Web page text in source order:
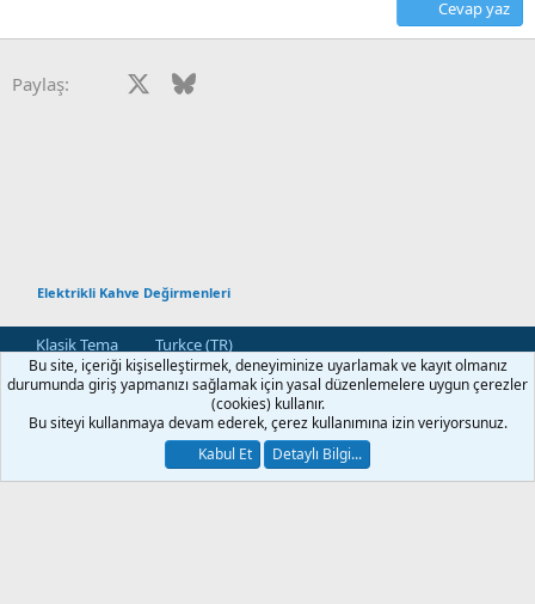
Cevap yaz
Paylaş: Facebook Bluesky
Elektrikli Kahve Değirmenleri
Klasik Tema
Turkce (TR)
Bize Ulaşın
Kullanım ve Şartlar Gizlilik Politikası
Yardım
R
S
Community platform by XenForo® © 2010-2026 XenForo Ltd.
[XGT] Forum statistics system- XenGenTr
Bu site, içeriği kişiselleştirmek, deneyiminize uyarlamak ve kayıt olmanız
durumunda giriş yapmanızı sağlamak için yasal düzenlemelere uygun çerezler
(cookies) kullanır.
Bu siteyi kullanmaya devam ederek, çerez kullanımına izin veriyorsunuz.
Kabul Et
Detaylı Bilgi...